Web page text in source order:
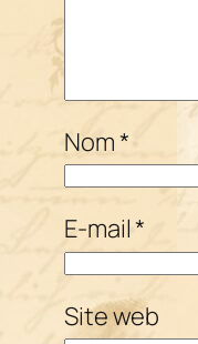
Nom*
E-mail*
Site web